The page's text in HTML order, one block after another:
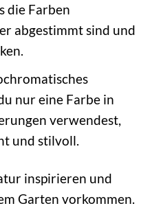
die Farben
abgestimmt sind und
nur eine Farbe in
verwendest,
und stilvoll.
inspirieren und
Garten vorkommen.